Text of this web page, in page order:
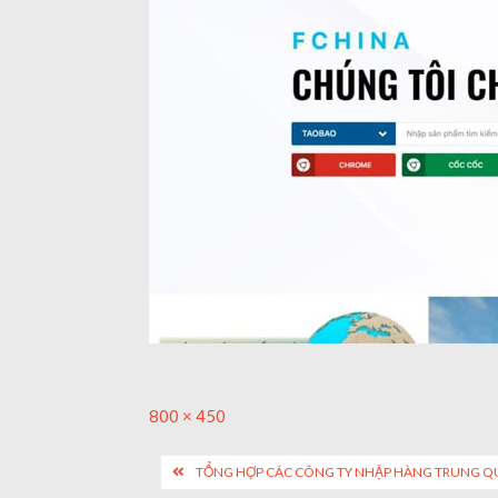
Full
800 × 450
PostTỔNG HỢP CÁC CÔNG TY NHẬP HÀNG TRUNG